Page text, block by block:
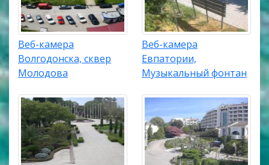
Веб-камера
Волгодонска, сквер
Молодова
Веб-камера
Евпатории,
Музыкальный фонтан